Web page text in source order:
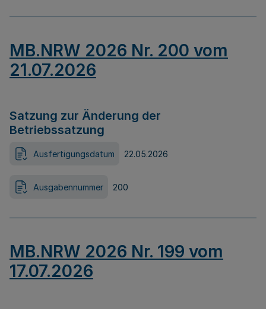
MB.NRW 2026 Nr. 200 vom
21.07.2026
Satzung zur Änderung der
Betriebssatzung
Ausfertigungsdatum 22.05.2026
Ausgabennummer 200
MB.NRW 2026 Nr. 199 vom
17.07.2026